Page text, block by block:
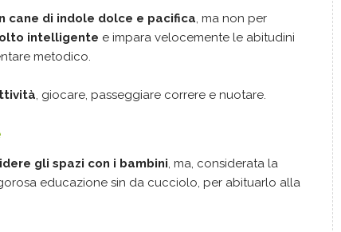
cane di indole dolce e pacifica, ma non per
intelligente e impara velocemente le abitudini
metodico.
, giocare, passeggiare correre e nuotare.
gli spazi con i bambini, ma, considerata la
educazione sin da cucciolo, per abituarlo alla